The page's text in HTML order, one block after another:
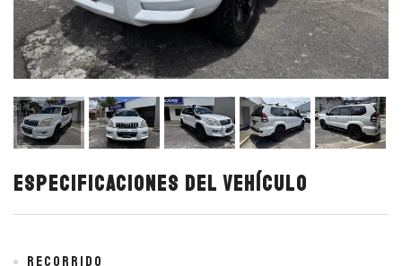
Especificaciones del vehículo
Recorrido